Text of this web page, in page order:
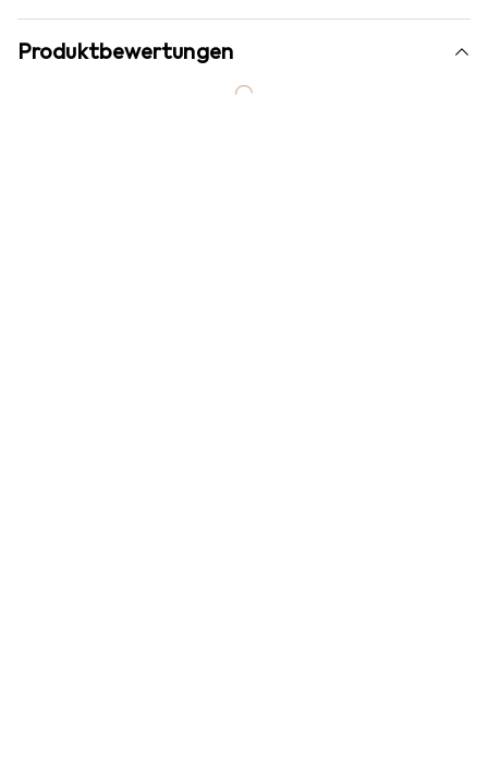
Produktbewertungen